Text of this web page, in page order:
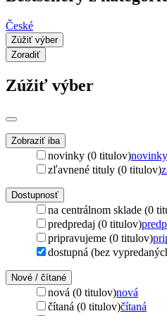
České
Zúžiť výber
Zoradiť
Zúžiť výber
Zobraziť iba
novinky (0 titulov)novinky
zľavnené tituly (0 titulov)
Dostupnosť
na centrálnom sklade (0
predpredaj (0 titulov)
pripravujeme (0 titulov)
dostupná (bez
Nové / čítané
nová (0 titulov)nová
čítaná (0 titulov)čítaná